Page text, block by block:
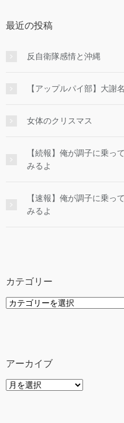
最近の投稿
反自衛隊感情と沖縄
【アップルパイ部】大謝
女体のクリスマス
【続報】俺が調子に乗っ
みるよ
【速報】俺が調子に乗っ
みるよ
カテゴリー
カ
アーカイブ
ア